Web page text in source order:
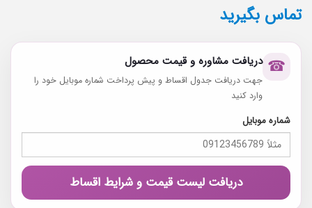
تماس بگیرید
☎ دریافت مشاوره و قیمت محصول
جهت دریافت جدول اقساط و پیش پرداخت شماره موبایل خود را
وارد کنید
شماره موبایل
دریافت لیست قیمت و شرایط اقساط